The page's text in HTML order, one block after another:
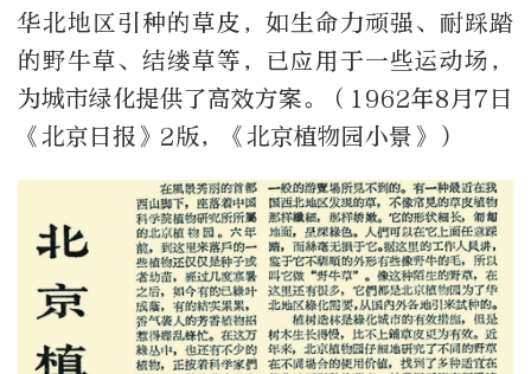
华北地区引种的草皮，如生命力顽强、耐踩踏
的野牛草、结缕草等，已应用于一些运动场，
为城市绿化提供了高效方案。（1962年8月7日
《北京日报》2版，《北京植物园小景》）